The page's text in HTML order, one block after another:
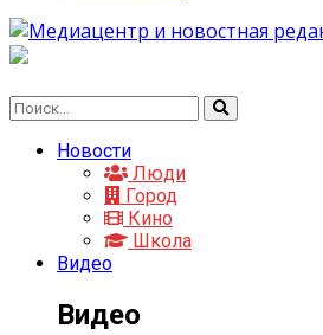
Новости
Люди
Город
Кино
Школа
Видео
Видео